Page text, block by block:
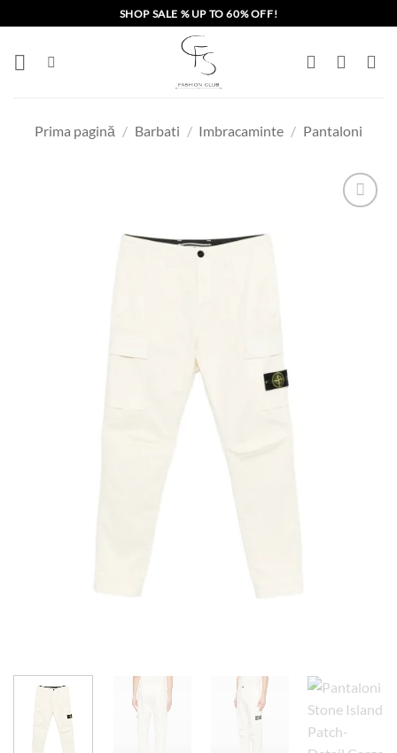
to
content
SHOP SALE % UP TO 60% OFF!
Prima pagină / Barbati / Imbracaminte / Pantaloni